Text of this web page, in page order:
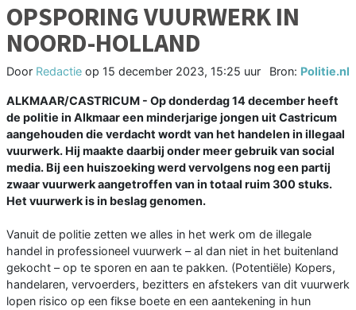
OPSPORING VUURWERK IN
NOORD-HOLLAND
Door Redactie op 15 december 2023, 15:25 uur Bron: Politie.nl
ALKMAAR/CASTRICUM - Op donderdag 14 december heeft
de politie in Alkmaar een minderjarige jongen uit Castricum
aangehouden die verdacht wordt van het handelen in illegaal
vuurwerk. Hij maakte daarbij onder meer gebruik van social
media. Bij een huiszoeking werd vervolgens nog een partij
zwaar vuurwerk aangetroffen van in totaal ruim 300 stuks.
Het vuurwerk is in beslag genomen.
Vanuit de politie zetten we alles in het werk om de illegale
handel in professioneel vuurwerk – al dan niet in het buitenland
gekocht – op te sporen en aan te pakken. (Potentiële) Kopers,
handelaren, vervoerders, bezitters en afstekers van dit vuurwerk
lopen risico op een fikse boete en een aantekening in hun